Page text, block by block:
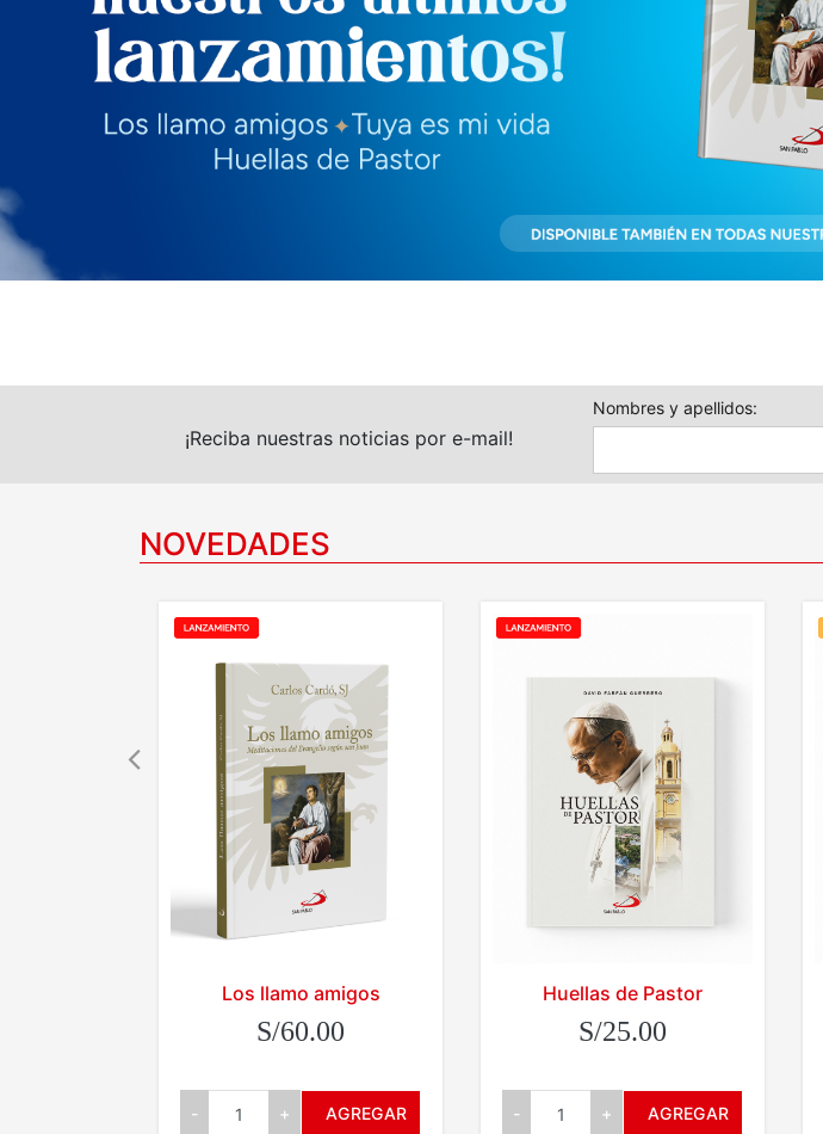
¡Reciba nuestras noticias por e-mail!
Nombres y apellidos:
NOVEDADES
Los llamo amigos
S/60.00
- + AGREGAR
Huellas de Pastor
S/25.00
- + AGREGAR